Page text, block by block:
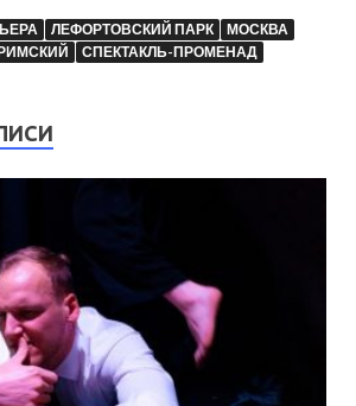
ЛЕФОРТОВСКИЙ ПАРК
МОСКВА
СПЕКТАКЛЬ-ПРОМЕНАД